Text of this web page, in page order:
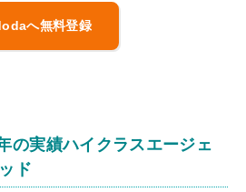
へ無料登録
の実績ハイクラスエージェ
ド